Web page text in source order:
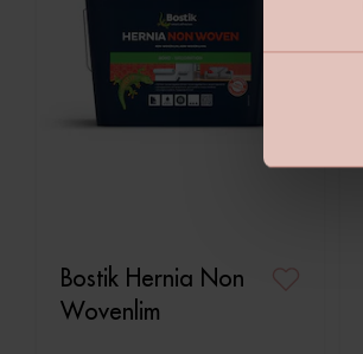
e
s
Bostik Hernia Non
Wovenlim